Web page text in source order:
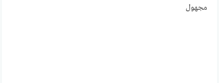
مجهول